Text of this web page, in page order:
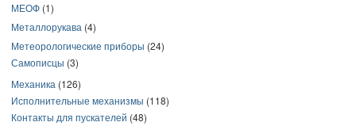
МЕОФ (1)
Металлорукава (4)
Метеорологические приборы (24)
Самописцы (3)
Механика (126)
Исполнительные механизмы (118)
Контакты для пускателей (48)